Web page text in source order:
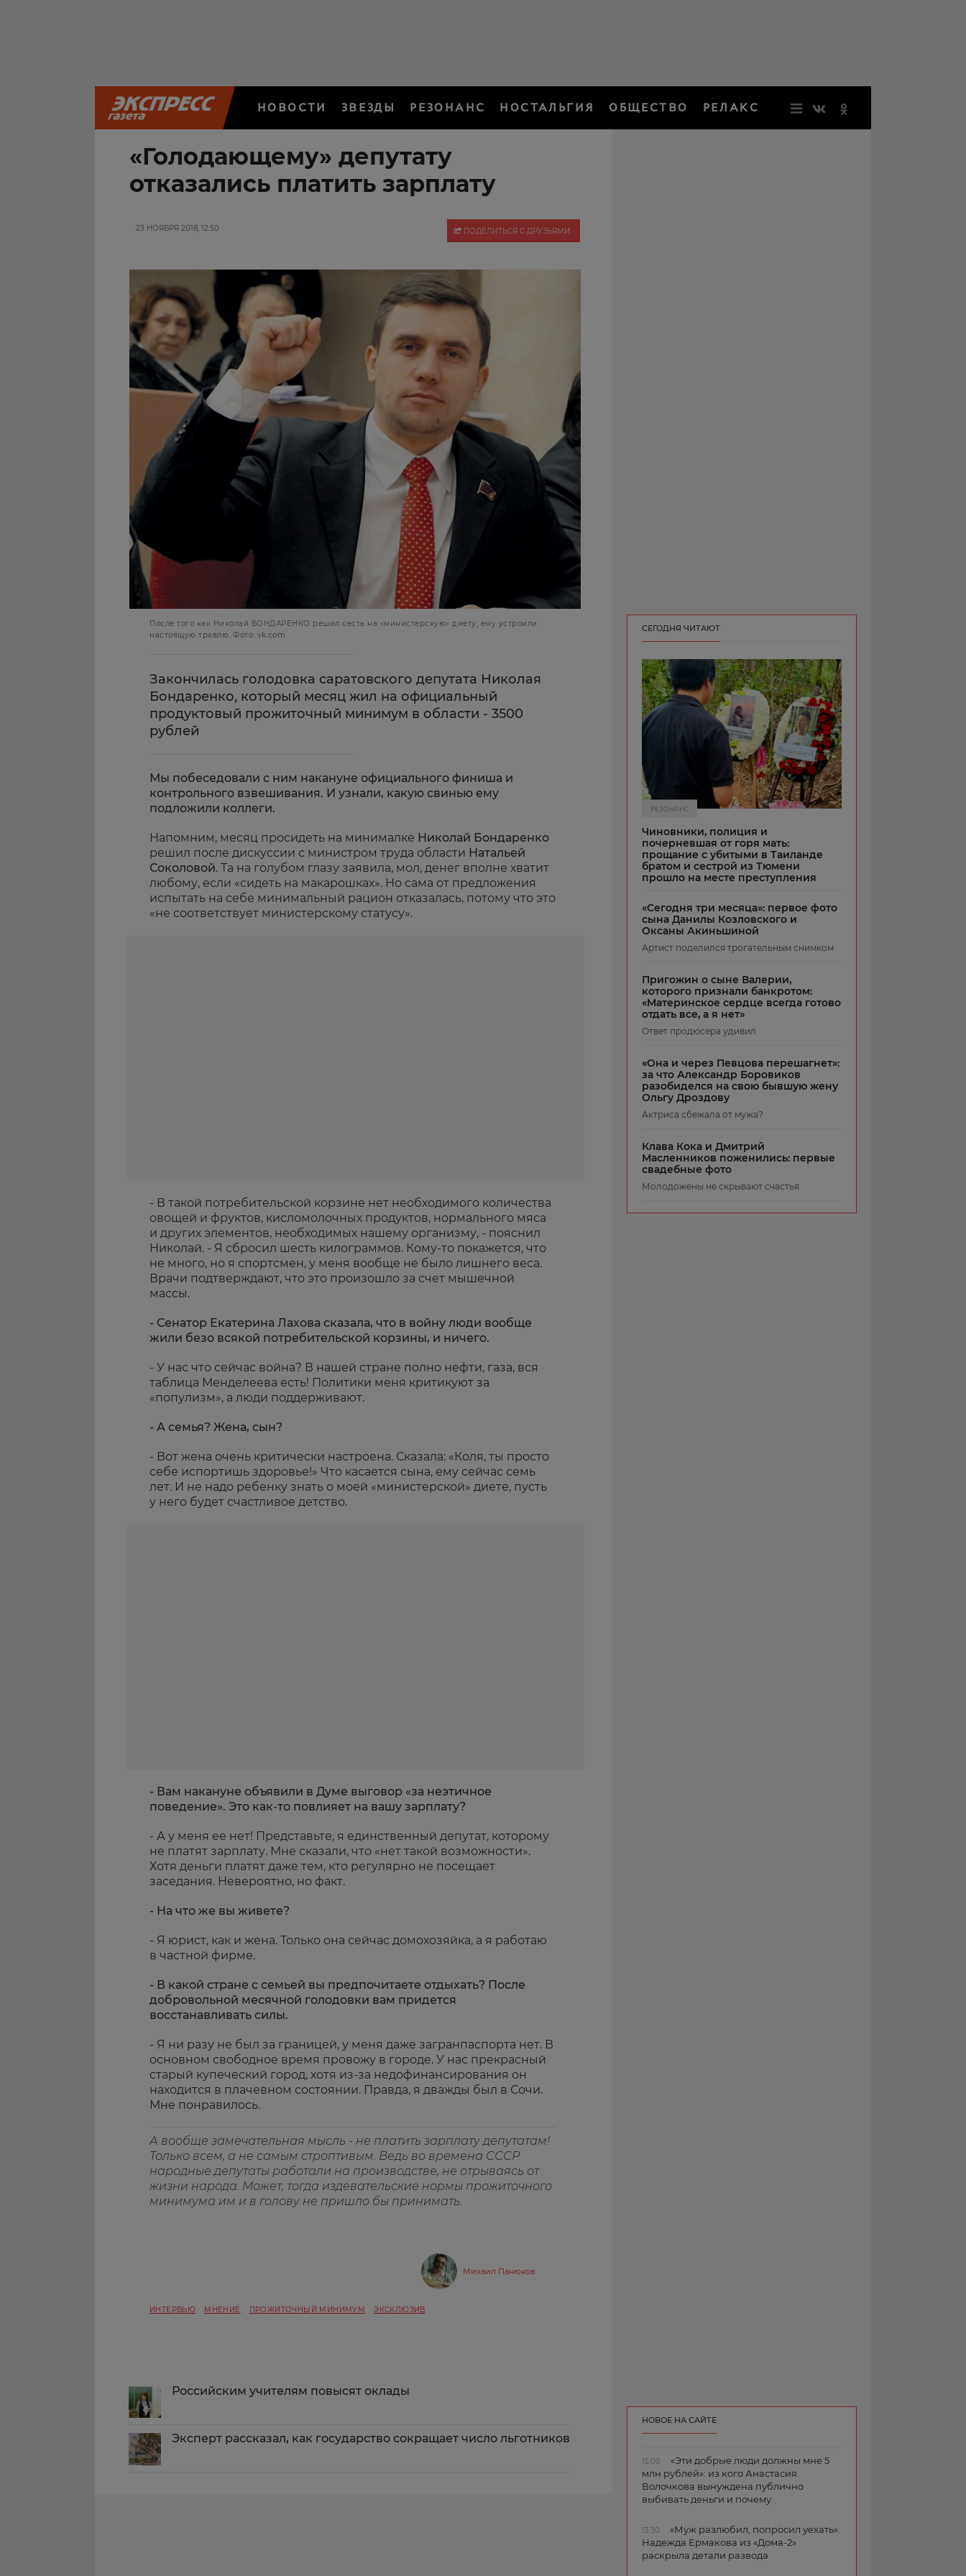
НОВОСТИ ЗВЕЗДЫ РЕЗОНАНС НОСТАЛЬГИЯ ОБЩЕСТВО РЕЛАКС
«Голодающему» депутату
отказались платить зарплату
23 НОЯБРЯ 2018, 12:50 ПОДЕЛИТЬСЯ С ДРУЗЬЯМИ
После того как Николай БОНДАРЕНКО решил сесть на «министерскую» диету, ему устроили
настоящую травлю. Фото: vk.com
Закончилась голодовка саратовского депутата Николая
Бондаренко, который месяц жил на официальный
продуктовый прожиточный минимум в области - 3500
рублей
Мы побеседовали с ним накануне официального финиша и
контрольного взвешивания. И узнали, какую свинью ему
подложили коллеги.
Напомним, месяц просидеть на минималке Николай Бондаренко
решил после дискуссии с министром труда области Натальей
Соколовой. Та на голубом глазу заявила, мол, денег вполне хватит
любому, если «сидеть на макарошках». Но сама от предложения
испытать на себе минимальный рацион отказалась, потому что это
«не соответствует министерскому статусу».
- В такой потребительской корзине нет необходимого количества
овощей и фруктов, кисломолочных продуктов, нормального мяса
и других элементов, необходимых нашему организму, - пояснил
Николай. - Я сбросил шесть килограммов. Кому-то покажется, что
не много, но я спортсмен, у меня вообще не было лишнего веса.
Врачи подтверждают, что это произошло за счет мышечной
массы.
- Сенатор Екатерина Лахова сказала, что в войну люди вообще
жили безо всякой потребительской корзины, и ничего.
- У нас что сейчас война? В нашей стране полно нефти, газа, вся
таблица Менделеева есть! Политики меня критикуют за
«популизм», а люди поддерживают.
- А семья? Жена, сын?
- Вот жена очень критически настроена. Сказала: «Коля, ты просто
себе испортишь здоровье!» Что касается сына, ему сейчас семь
лет. И не надо ребенку знать о моей «министерской» диете, пусть
у него будет счастливое детство.
- Вам накануне объявили в Думе выговор «за неэтичное
поведение». Это как-то повлияет на вашу зарплату?
- А у меня ее нет! Представьте, я единственный депутат, которому
не платят зарплату. Мне сказали, что «нет такой возможности».
Хотя деньги платят даже тем, кто регулярно не посещает
заседания. Невероятно, но факт.
- На что же вы живете?
- Я юрист, как и жена. Только она сейчас домохозяйка, а я работаю
в частной фирме.
- В какой стране с семьей вы предпочитаете отдыхать? После
добровольной месячной голодовки вам придется
восстанавливать силы.
- Я ни разу не был за границей, у меня даже загранпаспорта нет. В
основном свободное время провожу в городе. У нас прекрасный
старый купеческий город, хотя из-за недофинансирования он
находится в плачевном состоянии. Правда, я дважды был в Сочи.
Мне понравилось.
А вообще замечательная мысль - не платить зарплату депутатам!
Только всем, а не самым строптивым. Ведь во времена СССР
народные депутаты работали на производстве, не отрываясь от
жизни народа. Может, тогда издевательские нормы прожиточного
минимума им и в голову не пришло бы принимать.
Михаил Панюков
ИНТЕРВЬЮ МНЕНИЕ ПРОЖИТОЧНЫЙ МИНИМУМ ЭКСКЛЮЗИВ
Российским учителям повысят оклады
Эксперт рассказал, как государство сокращает число льготников
СЕГОДНЯ ЧИТАЮТ
РЕЗОНАНС
Чиновники, полиция и
почерневшая от горя мать:
прощание с убитыми в Таиланде
братом и сестрой из Тюмени
прошло на месте преступления
«Сегодня три месяца»: первое фото
сына Данилы Козловского и
Оксаны Акиньшиной
Артист поделился трогательным снимком
Пригожин о сыне Валерии,
которого признали банкротом:
«Материнское сердце всегда готово
отдать все, а я нет»
Ответ продюсера удивил
«Она и через Певцова перешагнет»:
за что Александр Боровиков
разобиделся на свою бывшую жену
Ольгу Дроздову
Актриса сбежала от мужа?
Клава Кока и Дмитрий
Масленников поженились: первые
свадебные фото
Молодожены не скрывают счастья
НОВОЕ НА САЙТЕ
15:00
«Эти добрые люди должны мне 5
млн рублей»: из кого Анастасия
Волочкова вынуждена публично
выбивать деньги и почему
13:30
«Муж разлюбил, попросил уехать»:
Надежда Ермакова из «Дома-2»
раскрыла детали развода